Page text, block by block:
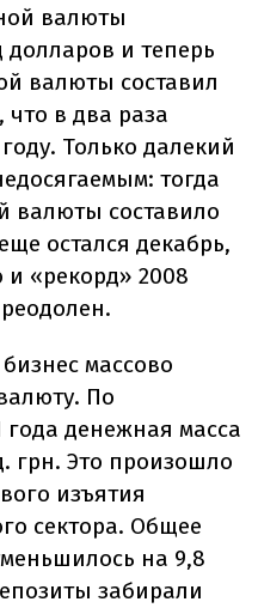
валюты
долларов и теперь
валюты составил
что в два раза
Только далекий
тогда
валюты составило
остался декабрь,
«рекорд» 2008
массово
По
года денежная масса
грн. Это произошло
изъятия
сектора. Общее
на 9,8
забирали